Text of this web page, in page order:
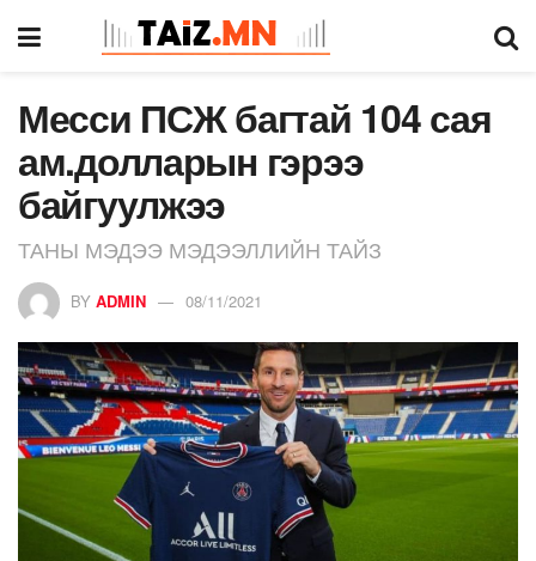
Месси ПСЖ багтай 104 сая
ам.долларын гэрээ
байгуулжээ
ТАНЫ МЭДЭЭ МЭДЭЭЛЛИЙН ТАЙЗ
BY ADMIN 08/11/2021